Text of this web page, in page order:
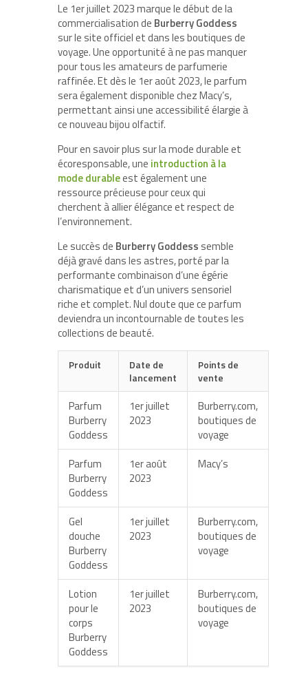
Le 1er juillet 2023 marque le début de la
commercialisation de Burberry Goddess
sur le site officiel et dans les boutiques de
voyage. Une opportunité à ne pas manquer
pour tous les amateurs de parfumerie
raffinée. Et dès le 1er août 2023, le parfum
sera également disponible chez Macy’s,
permettant ainsi une accessibilité élargie à
ce nouveau bijou olfactif.
Pour en savoir plus sur la mode durable et
écoresponsable, une introduction à la
mode durableest également une
ressource précieuse pour ceux qui
cherchent à allier élégance et respect de
l’environnement.
Le succès de Burberry Goddess semble
déjà gravé dans les astres, porté par la
performante combinaison d’une égérie
charismatique et d’un univers sensoriel
riche et complet. Nul doute que ce parfum
deviendra un incontournable de toutes les
collections de beauté.
Produit
Date de
lancement
Points de
vente
Parfum
Burberry
Goddess
1er juillet
2023
Burberry.com,
boutiques de
voyage
Parfum
Burberry
Goddess
1er août
2023
Macy’s
Gel
douche
Burberry
Goddess
1er juillet
2023
Burberry.com,
boutiques de
voyage
Lotion
pour le
corps
Burberry
Goddess
1er juillet
2023
Burberry.com,
boutiques de
voyage